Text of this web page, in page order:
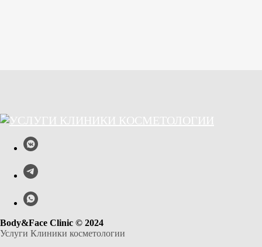
Body&Face Clinic © 2024
Услуги Клиники косметологии